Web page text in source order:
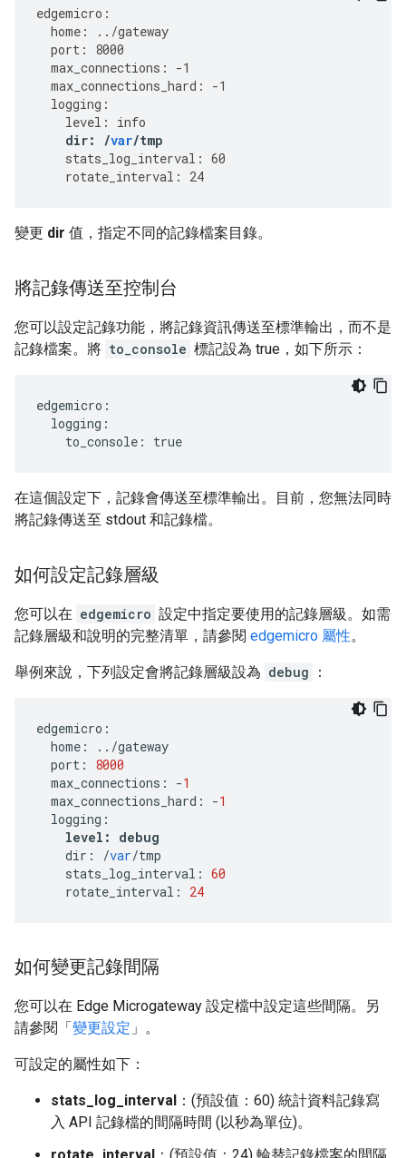
edgemicro :
home : ../gateway
port :
8000
max_connections : -1
max_connections_hard : -1
logging :
level :
info
dir: /var/tmp
stats_log_interval : 60
rotate_interval : 24
變更 dir 值，指定不同的記錄檔案目錄。
將記錄傳送至控制台
您可以設定記錄功能，將記錄資訊傳送至標準輸出，而不是
記錄檔案。將 to_console 標記設為 true，如下所示：
edgemicro:
  logging:
    to_console: true
在這個設定下，記錄會傳送至標準輸出。目前，您無法同時
將記錄傳送至 stdout 和記錄檔。
如何設定記錄層級
您可以在 edgemicro 設定中指定要使用的記錄層級。如需
記錄層級和說明的完整清單，請參閱 edgemicro 屬性。
舉例來說，下列設定會將記錄層級設為 debug ：
edgemicro :
home : ../gateway
port :
8000
max_connections : -1
max_connections_hard : -1
logging :
level :
debug
dir : /var/tmp
stats_log_interval : 60
rotate_interval : 24
如何變更記錄間隔
您可以在 Edge Microgateway 設定檔中設定這些間隔。另
請參閱「變更設定 」。
可設定的屬性如下：
stats_log_interval ：(預設值：60) 統計資料記錄寫
入 API 記錄檔的間隔時間 (以秒為單位)。